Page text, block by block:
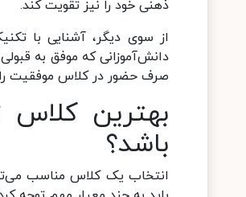
ذهنی خود را نیز تقویت کند.
از سوی دیگر، آشنایی با
دانش‌آموزانی که موفق به
صرف حضور در کلاس موفقیت
بهترین کلاس
باشد؟
انتخاب یک کلاس مناسب